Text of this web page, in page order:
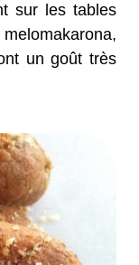
sur les tables
un goût très